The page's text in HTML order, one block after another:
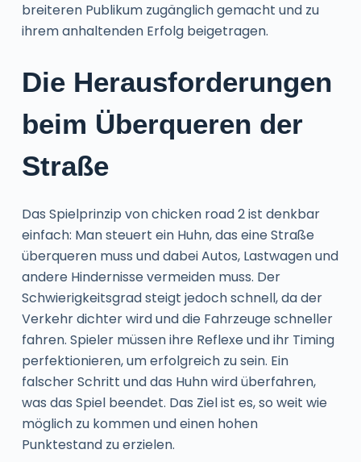
breiteren Publikum zugänglich gemacht und zu
ihrem anhaltenden Erfolg beigetragen.
Die Herausforderungen
beim Überqueren der
Straße
Das Spielprinzip von chicken road 2 ist denkbar
einfach: Man steuert ein Huhn, das eine Straße
überqueren muss und dabei Autos, Lastwagen und
andere Hindernisse vermeiden muss. Der
Schwierigkeitsgrad steigt jedoch schnell, da der
Verkehr dichter wird und die Fahrzeuge schneller
fahren. Spieler müssen ihre Reflexe und ihr Timing
perfektionieren, um erfolgreich zu sein. Ein
falscher Schritt und das Huhn wird überfahren,
was das Spiel beendet. Das Ziel ist es, so weit wie
möglich zu kommen und einen hohen
Punktestand zu erzielen.